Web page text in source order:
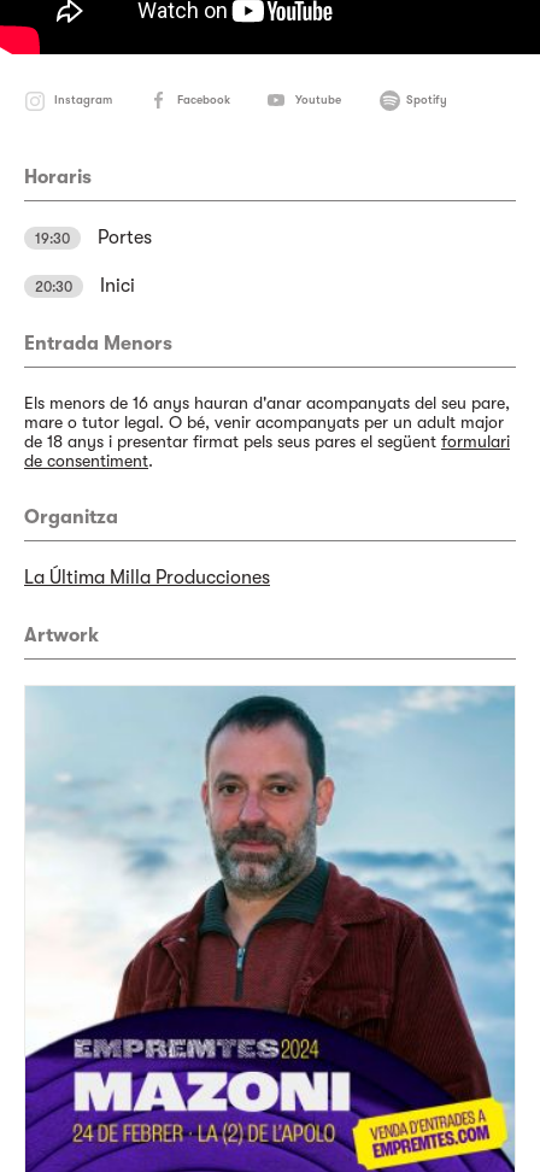
Instagram Facebook Youtube Spotify
Horaris
19:30 Portes
20:30 Inici
Entrada Menors
Els menors de 16 anys hauran d'anar acompanyats del seu pare,
mare o tutor legal. O bé, venir acompanyats per un adult major
de 18 anys i presentar firmat pels seus pares el següent formulari
de consentiment.
Organitza
La Última Milla Producciones
Artwork